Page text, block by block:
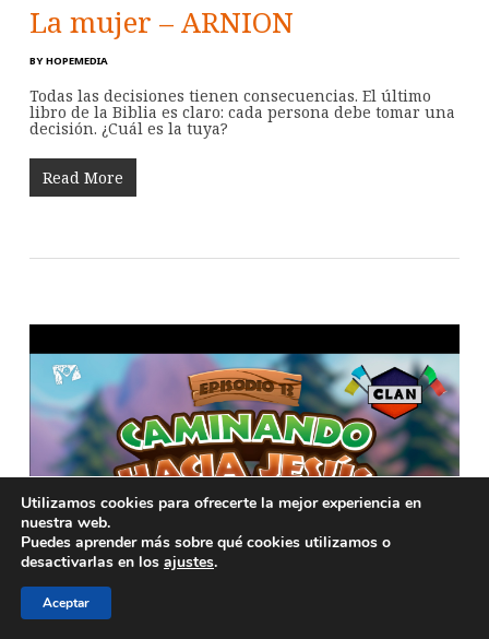
La mujer – ARNION
BY HOPEMEDIA
Todas las decisiones tienen consecuencias. El último
libro de la Biblia es claro: cada persona debe tomar una
decisión. ¿Cuál es la tuya?
Read More
Utilizamos cookies para ofrecerte la mejor experiencia en
nuestra web.
Puedes aprender más sobre qué cookies utilizamos o
desactivarlas en los ajustes.
Aceptar